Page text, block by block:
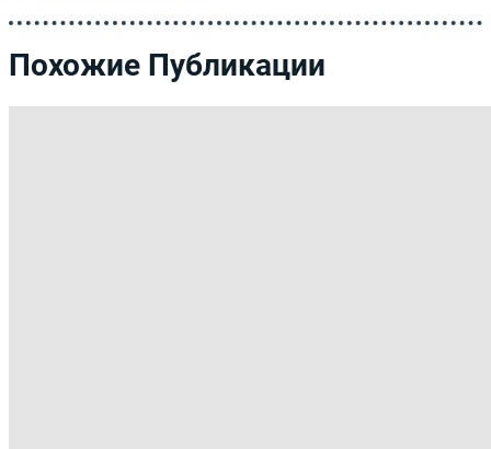
Похожие Публикации